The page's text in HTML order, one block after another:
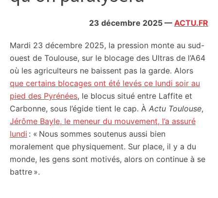
citoyennes
23 décembre 2025 — ACTU.FR
Mardi 23 décembre 2025, la pression monte au sud-
ouest de Toulouse, sur le blocage des Ultras de l’A64
où les agriculteurs ne baissent pas la garde. Alors
que certains blocages ont été levés ce lundi soir au
pied des Pyrénées, le blocus situé entre Laffite et
Carbonne, sous l’égide tient le cap. À Actu Toulouse,
Jérôme Bayle, le meneur du mouvement, l’a assuré
lundi : « Nous sommes soutenus aussi bien
moralement que physiquement. Sur place, il y a du
monde, les gens sont motivés, alors on continue à se
battre ».